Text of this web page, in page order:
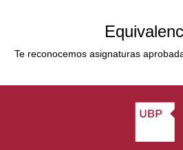
Te reconocemos asignaturas